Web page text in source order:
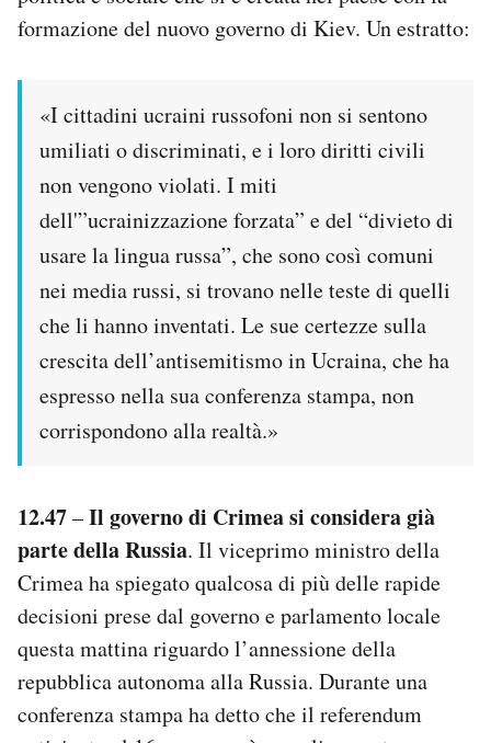
formazione del nuovo governo di Kiev. Un estratto:
«I cittadini ucraini russofoni non si sentono
umiliati o discriminati, e i loro diritti civili
non vengono violati. I miti
dell'”ucrainizzazione forzata” e del “divieto di
usare la lingua russa”, che sono così comuni
nei media russi, si trovano nelle teste di quelli
che li hanno inventati. Le sue certezze sulla
crescita dell’antisemitismo in Ucraina, che ha
espresso nella sua conferenza stampa, non
corrispondono alla realtà.»
12.47–Il governo di Crimea si considera già
parte della Russia. Il viceprimo ministro della
Crimea ha spiegato qualcosa di più delle rapide
decisioni prese dal governo e parlamento locale
questa mattina riguardo l’annessione della
repubblica autonoma alla Russia. Durante una
conferenza stampa ha detto che il referendum